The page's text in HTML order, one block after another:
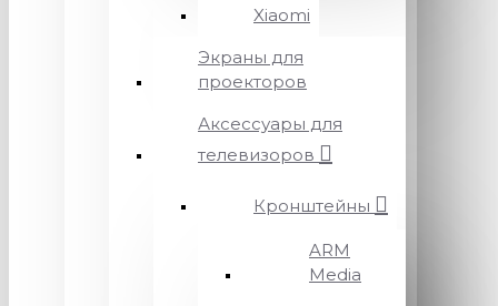
Xiaomi
Экраны для
проекторов
Аксессуары для
телевизоров
Кронштейны
ARM
Media